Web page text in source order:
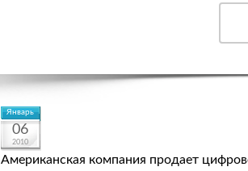
Январь
06
2010
Американская компания продает